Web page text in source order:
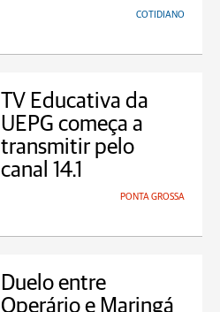
COTIDIANO
TV Educativa da
UEPG começa a
transmitir pelo
canal 14.1
PONTA GROSSA
Duelo entre
Operário e Maringá